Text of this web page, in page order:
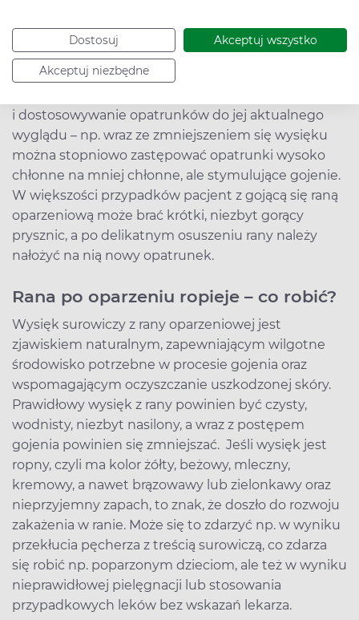
Dostosuj Akceptuj wszystko
Akceptuj niezbędne
Stan rany oparzeniowej zmienia się wraz z
postępem etapów gojenia, w leczeniu domowym
i dostosowywanie opatrunków do jej aktualnego
wyglądu – np. wraz ze zmniejszeniem się wysięku
można stopniowo zastępować opatrunki wysoko
chłonne na mniej chłonne, ale stymulujące gojenie.
W większości przypadków pacjent z gojącą się raną
oparzeniową może brać krótki, niezbyt gorący
prysznic, a po delikatnym osuszeniu rany należy
nałożyć na nią nowy opatrunek.
Rana po oparzeniu ropieje – co robić?
Wysięk surowiczy z rany oparzeniowej jest
zjawiskiem naturalnym, zapewniającym wilgotne
środowisko potrzebne w procesie gojenia oraz
wspomagającym oczyszczanie uszkodzonej skóry.
Prawidłowy wysięk z rany powinien być czysty,
wodnisty, niezbyt nasilony, a wraz z postępem
gojenia powinien się zmniejszać. Jeśli wysięk jest
ropny, czyli ma kolor żółty, beżowy, mleczny,
kremowy, a nawet brązowawy lub zielonkawy oraz
nieprzyjemny zapach, to znak, że doszło do rozwoju
zakażenia w ranie. Może się to zdarzyć np. w wyniku
przekłucia pęcherza z treścią surowiczą, co zdarza
się robić np. poparzonym dzieciom, ale też w wyniku
nieprawidłowej pielęgnacji lub stosowania
przypadkowych leków bez wskazań lekarza.